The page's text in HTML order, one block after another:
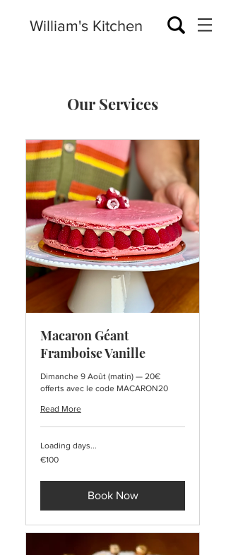
William's Kitchen
Our Services
Macaron Géant
Framboise Vanille
Dimanche 9 Août (matin) — 20€
offerts avec le code MACARON20
Read More
Loading days...
100
euros
€100
Book Now